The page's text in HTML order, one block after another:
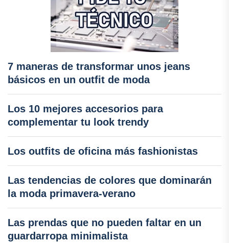
7 maneras de transformar unos jeans
básicos en un outfit de moda
Los 10 mejores accesorios para
complementar tu look trendy
Los outfits de oficina más fashionistas
Las tendencias de colores que dominarán
la moda primavera-verano
Las prendas que no pueden faltar en un
guardarropa minimalista